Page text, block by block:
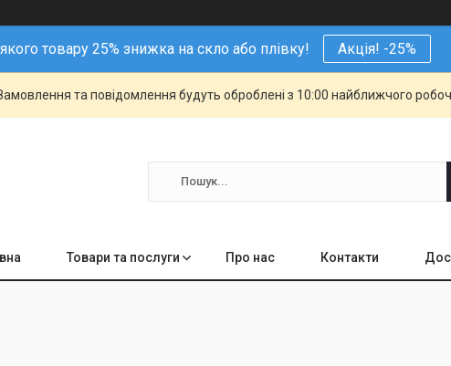
товару 25% знижка на скло або плівку! Акція! -25%
та повідомлення будуть оброблені з 10:00 найближчого
Товари та послуги Про нас Контакти